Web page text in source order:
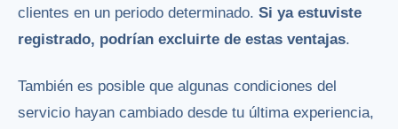
clientes en un periodo determinado. Si ya estuviste
registrado, podrían excluirte de estas ventajas.
También es posible que algunas condiciones del
servicio hayan cambiado desde tu última experiencia,